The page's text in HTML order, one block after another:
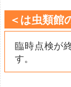
＜は虫類館
臨時点検が
す。